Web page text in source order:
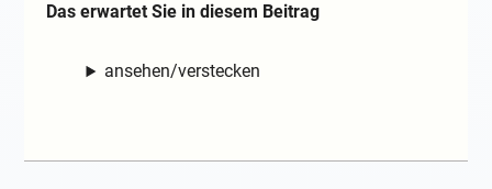
Das erwartet Sie in diesem Beitrag
ansehen/verstecken